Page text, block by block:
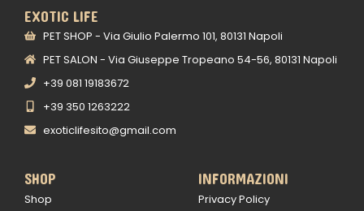
EXOTIC LIFE
PET SHOP - Via Giulio Palermo 101, 80131 Napoli
PET SALON - Via Giuseppe Tropeano 54-56, 80131 Napoli
+39 081 19183672
+39 350 1263222
exoticlifesito@gmail.com
SHOP
Shop
INFORMAZIONI
Privacy Policy